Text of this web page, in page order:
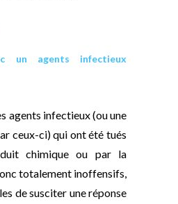
un agents infectieux
agents infectieux (ou une
ceux-ci) qui ont été tués
chimique ou par la
totalement inoffensifs,
de susciter une réponse